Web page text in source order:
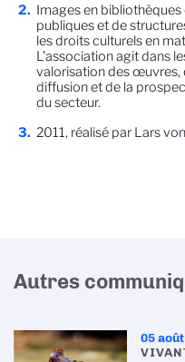
Images en
publiques et de
les droits culturels en
L’association agit dans
valorisation des œuvres,
diffusion et de la
du secteur.
2011, réalisé par Lars
Autres
05